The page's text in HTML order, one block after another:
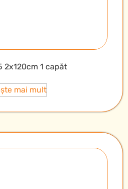
2x120cm 1 capăt
mai mult